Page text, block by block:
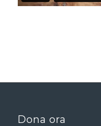
Dona ora